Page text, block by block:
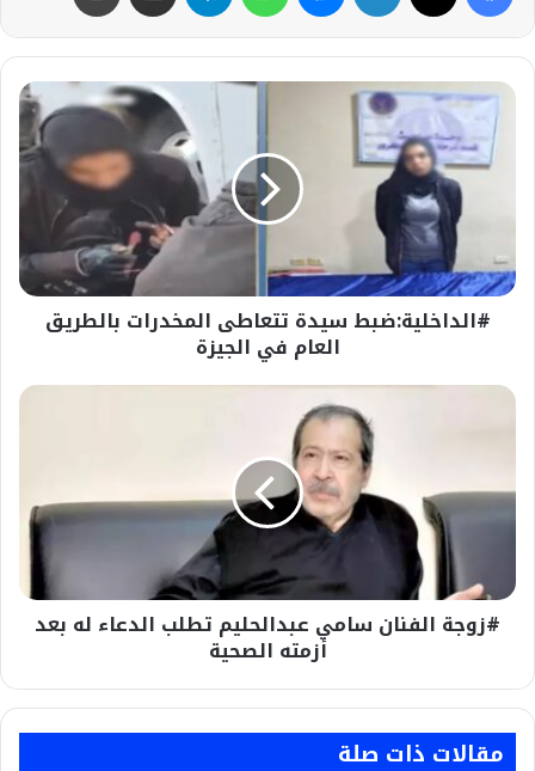
#الداخلية:ضبط
سيدة
تتعاطى
المخدرات
الجيزة
#الداخلية:ضبط سيدة تتعاطى المخدرات بالطريق
العام في الجيزة
#زوجة
تطلب
الدعاء
أزمته
الصحية
#زوجة الفنان سامي عبدالحليم تطلب الدعاء له بعد
أزمته الصحية
مقالات ذات صلة